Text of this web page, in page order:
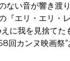
ない音が響き渡
『エリ・エリ・
に我を見捨てた
回カンヌ映画祭“